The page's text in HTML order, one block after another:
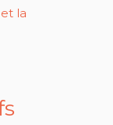
la